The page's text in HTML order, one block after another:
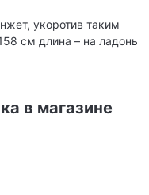
укоротив таким
см длина – на ладонь
в магазине